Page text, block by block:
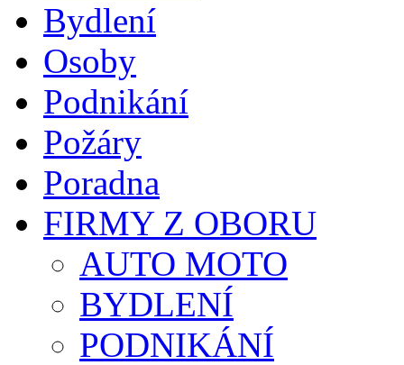
Bydlení
Osoby
Podnikání
Požáry
Poradna
FIRMY Z OBORU
AUTO MOTO
BYDLENÍ
PODNIKÁNÍ